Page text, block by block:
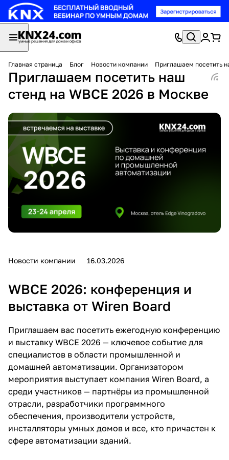
Главная страница Блог Новости компании Приглашаем посетить
Приглашаем посетить наш
стенд на WBCE 2026 в Москве
Новости компании 16.03.2026
WBCE 2026: конференция и
выставка от Wiren Board
Приглашаем вас посетить ежегодную конференцию
и выставку WBCE 2026 — ключевое событие для
специалистов в области промышленной и
домашней автоматизации. Организатором
мероприятия выступает компания Wiren Board, а
среди участников — партнёры из промышленной
отрасли, разработчики программного
обеспечения, производители устройств,
инсталляторы умных домов и все, кто причастен к
сфере автоматизации зданий.